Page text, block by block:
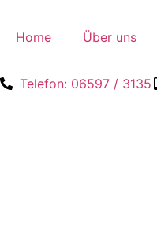
Home
Über uns
Telefon: 06597 / 3135